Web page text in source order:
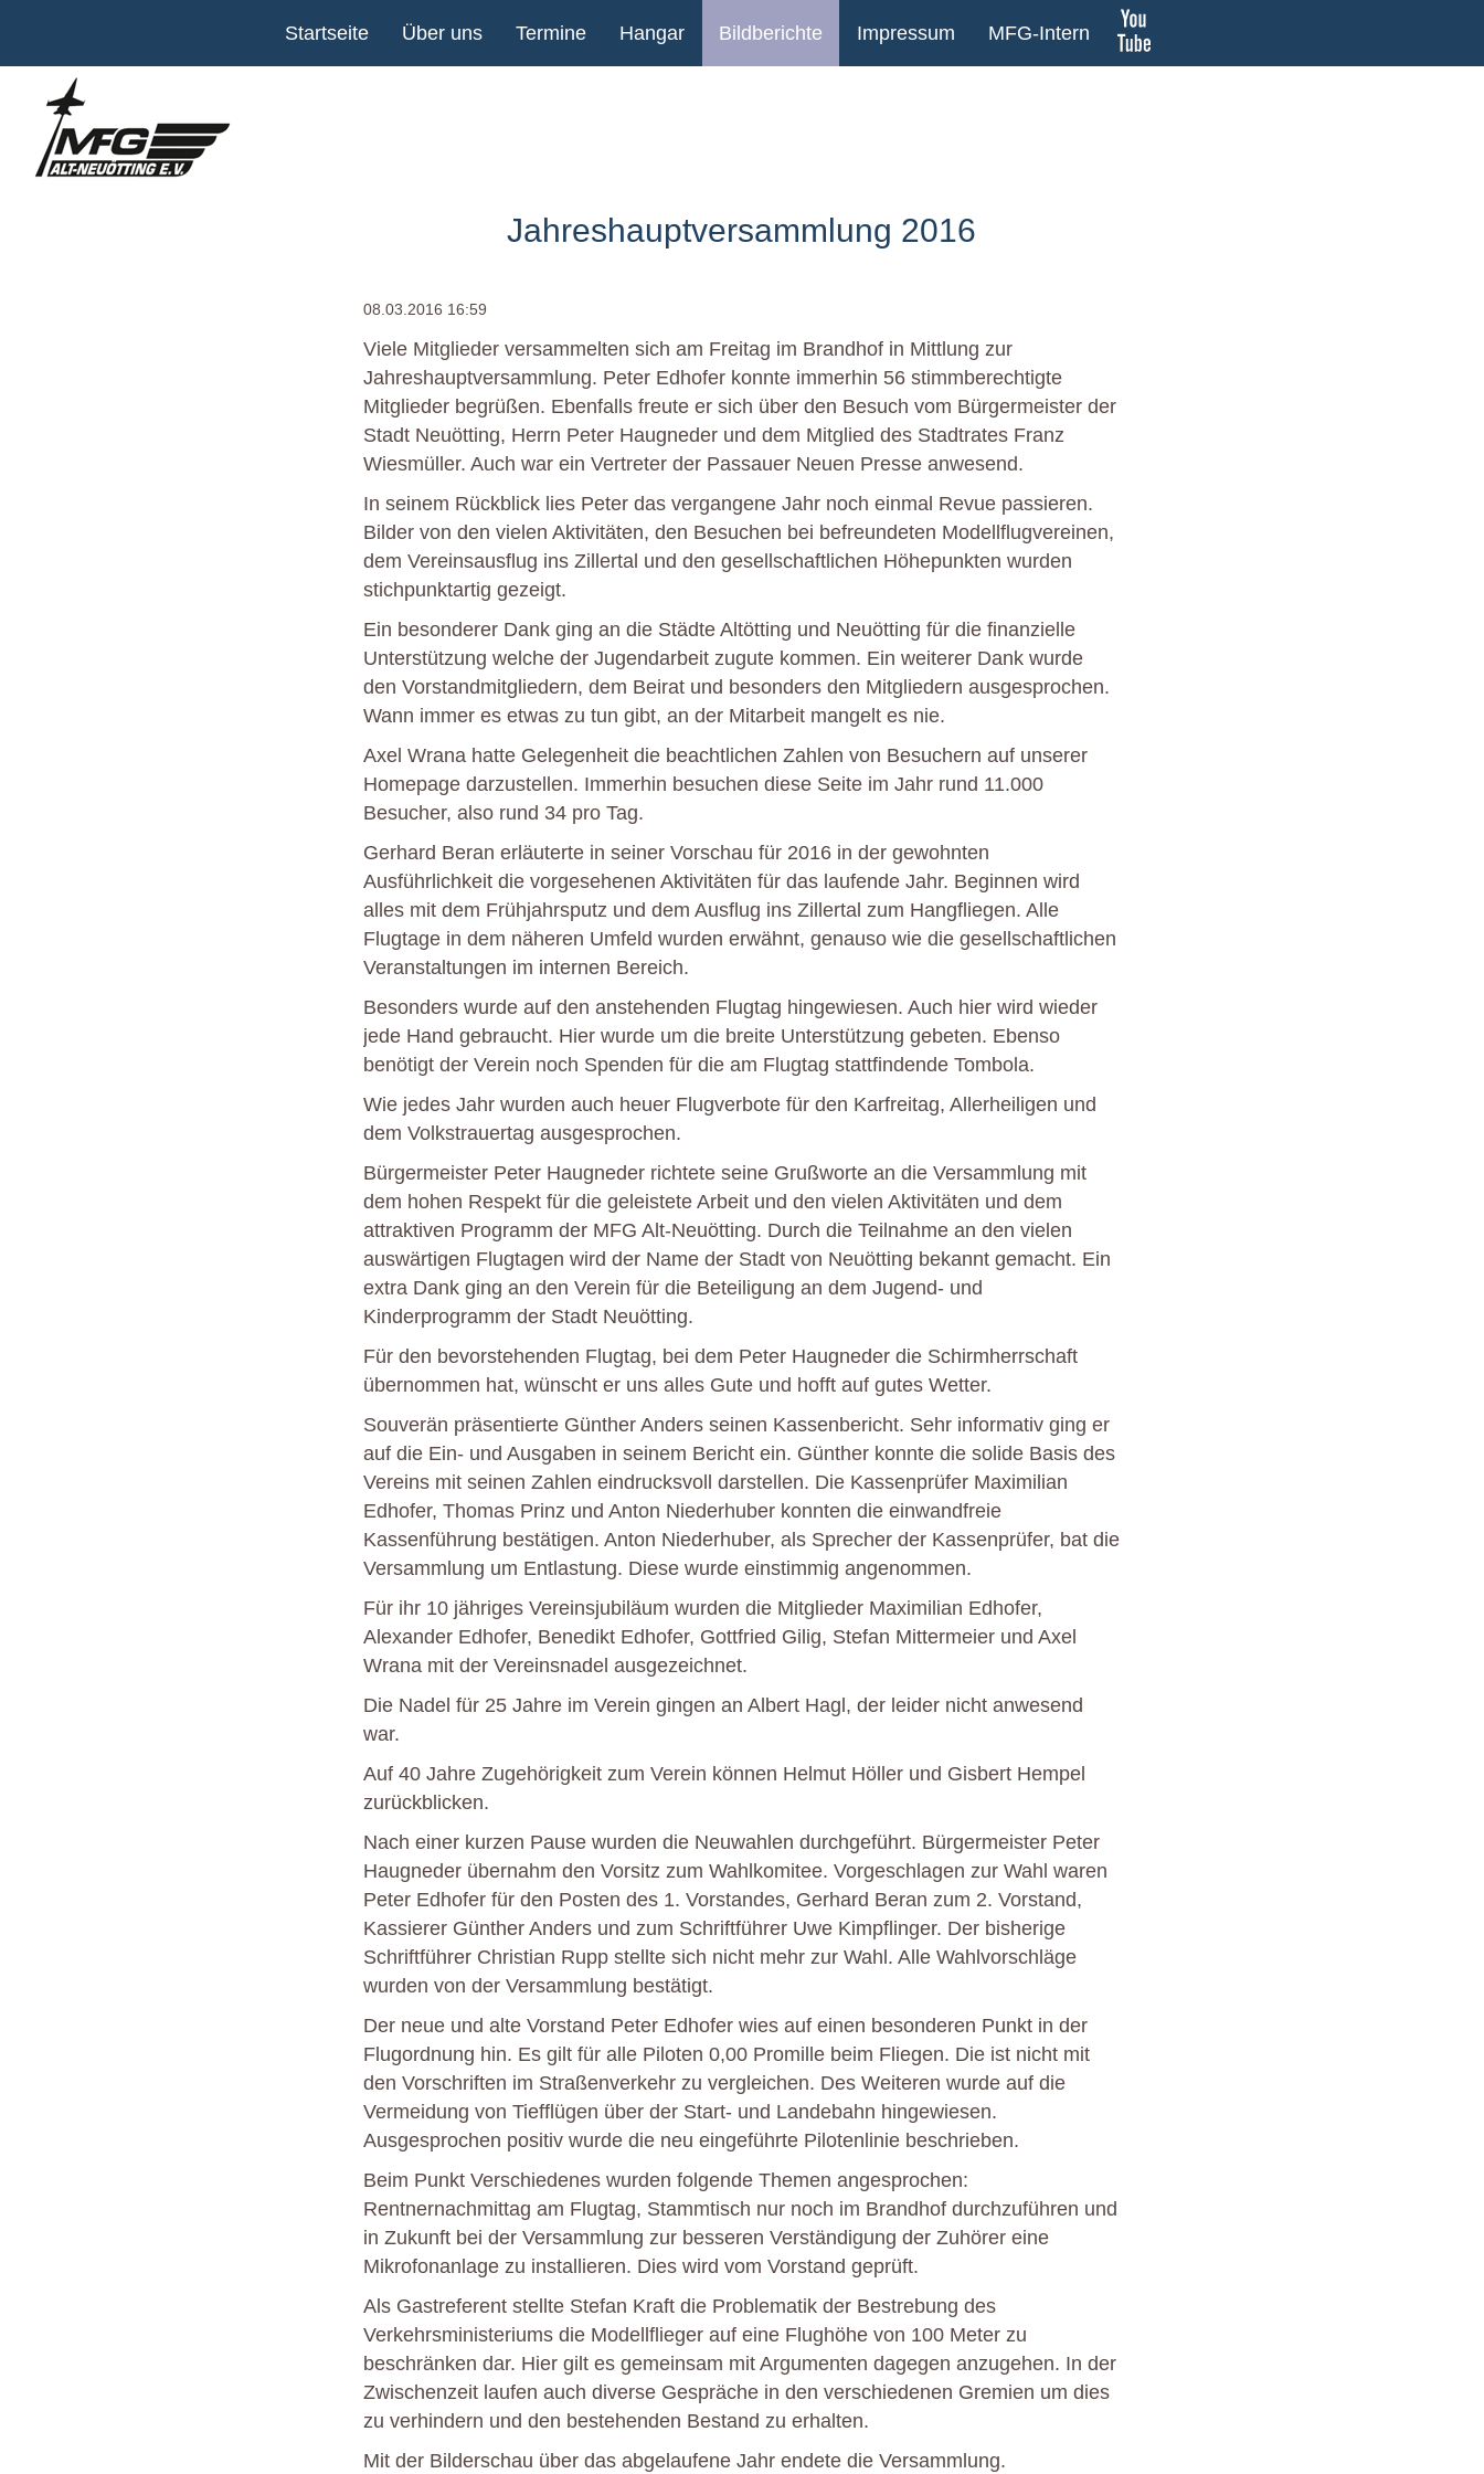
überspringen
Startseite Über uns Termine Hangar Bildberichte Impressum MFG-Intern
Jahreshauptversammlung 2016
08.03.2016 16:59
Viele Mitglieder versammelten sich am Freitag im Brandhof in Mittlung zur
Jahreshauptversammlung. Peter Edhofer konnte immerhin 56 stimmberechtigte
Mitglieder begrüßen. Ebenfalls freute er sich über den Besuch vom Bürgermeister der
Stadt Neuötting, Herrn Peter Haugneder und dem Mitglied des Stadtrates Franz
Wiesmüller. Auch war ein Vertreter der Passauer Neuen Presse anwesend.
In seinem Rückblick lies Peter das vergangene Jahr noch einmal Revue passieren.
Bilder von den vielen Aktivitäten, den Besuchen bei befreundeten Modellflugvereinen,
dem Vereinsausflug ins Zillertal und den gesellschaftlichen Höhepunkten wurden
stichpunktartig gezeigt.
Ein besonderer Dank ging an die Städte Altötting und Neuötting für die finanzielle
Unterstützung welche der Jugendarbeit zugute kommen. Ein weiterer Dank wurde
den Vorstandmitgliedern, dem Beirat und besonders den Mitgliedern ausgesprochen.
Wann immer es etwas zu tun gibt, an der Mitarbeit mangelt es nie.
Axel Wrana hatte Gelegenheit die beachtlichen Zahlen von Besuchern auf unserer
Homepage darzustellen. Immerhin besuchen diese Seite im Jahr rund 11.000
Besucher, also rund 34 pro Tag.
Gerhard Beran erläuterte in seiner Vorschau für 2016 in der gewohnten
Ausführlichkeit die vorgesehenen Aktivitäten für das laufende Jahr. Beginnen wird
alles mit dem Frühjahrsputz und dem Ausflug ins Zillertal zum Hangfliegen. Alle
Flugtage in dem näheren Umfeld wurden erwähnt, genauso wie die gesellschaftlichen
Veranstaltungen im internen Bereich.
Besonders wurde auf den anstehenden Flugtag hingewiesen. Auch hier wird wieder
jede Hand gebraucht. Hier wurde um die breite Unterstützung gebeten. Ebenso
benötigt der Verein noch Spenden für die am Flugtag stattfindende Tombola.
Wie jedes Jahr wurden auch heuer Flugverbote für den Karfreitag, Allerheiligen und
dem Volkstrauertag ausgesprochen.
Bürgermeister Peter Haugneder richtete seine Grußworte an die Versammlung mit
dem hohen Respekt für die geleistete Arbeit und den vielen Aktivitäten und dem
attraktiven Programm der MFG Alt-Neuötting. Durch die Teilnahme an den vielen
auswärtigen Flugtagen wird der Name der Stadt von Neuötting bekannt gemacht. Ein
extra Dank ging an den Verein für die Beteiligung an dem Jugend- und
Kinderprogramm der Stadt Neuötting.
Für den bevorstehenden Flugtag, bei dem Peter Haugneder die Schirmherrschaft
übernommen hat, wünscht er uns alles Gute und hofft auf gutes Wetter.
Souverän präsentierte Günther Anders seinen Kassenbericht. Sehr informativ ging er
auf die Ein- und Ausgaben in seinem Bericht ein. Günther konnte die solide Basis des
Vereins mit seinen Zahlen eindrucksvoll darstellen. Die Kassenprüfer Maximilian
Edhofer, Thomas Prinz und Anton Niederhuber konnten die einwandfreie
Kassenführung bestätigen. Anton Niederhuber, als Sprecher der Kassenprüfer, bat die
Versammlung um Entlastung. Diese wurde einstimmig angenommen.
Für ihr 10 jähriges Vereinsjubiläum wurden die Mitglieder Maximilian Edhofer,
Alexander Edhofer, Benedikt Edhofer, Gottfried Gilig, Stefan Mittermeier und Axel
Wrana mit der Vereinsnadel ausgezeichnet.
Die Nadel für 25 Jahre im Verein gingen an Albert Hagl, der leider nicht anwesend
war.
Auf 40 Jahre Zugehörigkeit zum Verein können Helmut Höller und Gisbert Hempel
zurückblicken.
Nach einer kurzen Pause wurden die Neuwahlen durchgeführt. Bürgermeister Peter
Haugneder übernahm den Vorsitz zum Wahlkomitee. Vorgeschlagen zur Wahl waren
Peter Edhofer für den Posten des 1. Vorstandes, Gerhard Beran zum 2. Vorstand,
Kassierer Günther Anders und zum Schriftführer Uwe Kimpflinger. Der bisherige
Schriftführer Christian Rupp stellte sich nicht mehr zur Wahl. Alle Wahlvorschläge
wurden von der Versammlung bestätigt.
Der neue und alte Vorstand Peter Edhofer wies auf einen besonderen Punkt in der
Flugordnung hin. Es gilt für alle Piloten 0,00 Promille beim Fliegen. Die ist nicht mit
den Vorschriften im Straßenverkehr zu vergleichen. Des Weiteren wurde auf die
Vermeidung von Tiefflügen über der Start- und Landebahn hingewiesen.
Ausgesprochen positiv wurde die neu eingeführte Pilotenlinie beschrieben.
Beim Punkt Verschiedenes wurden folgende Themen angesprochen:
Rentnernachmittag am Flugtag, Stammtisch nur noch im Brandhof durchzuführen und
in Zukunft bei der Versammlung zur besseren Verständigung der Zuhörer eine
Mikrofonanlage zu installieren. Dies wird vom Vorstand geprüft.
Als Gastreferent stellte Stefan Kraft die Problematik der Bestrebung des
Verkehrsministeriums die Modellflieger auf eine Flughöhe von 100 Meter zu
beschränken dar. Hier gilt es gemeinsam mit Argumenten dagegen anzugehen. In der
Zwischenzeit laufen auch diverse Gespräche in den verschiedenen Gremien um dies
zu verhindern und den bestehenden Bestand zu erhalten.
Mit der Bilderschau über das abgelaufene Jahr endete die Versammlung.